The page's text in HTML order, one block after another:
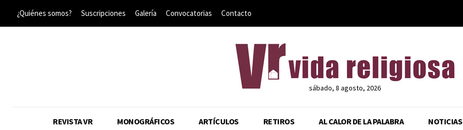
¿Quiénes somos? Suscripciones Galería Convocatorias Contacto
sábado, 8 agosto, 2026
REVISTA VR MONOGRÁFICOS ARTÍCULOS RETIROS AL CALOR DE LA PALABRA NOTICIAS